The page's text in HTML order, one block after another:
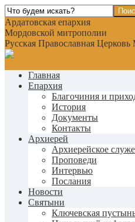
Ардатовская епархия
Мордовской митрополии
Русская Православная
Главная
Епархия
Благочиния и
История
Документы
Контакты
Архиерей
Архиерейское
Проповеди
Интервью
Послания
Новости
Святыни
Ключевская